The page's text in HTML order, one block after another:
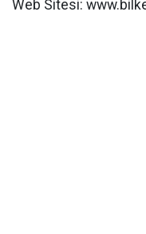
Web Sitesi: